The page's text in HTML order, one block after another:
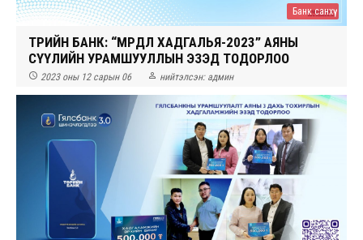
Банк санхүү
ТӨРИЙН БАНК: “МӨРӨӨДЛӨӨ ХАДГАЛЬЯ-2023” АЯНЫ
СҮҮЛИЙН УРАМШУУЛЛЫН ЭЗЭД ТОДОРЛОО
 2023 оны 12 сарын 06  нийтэлсэн: админ